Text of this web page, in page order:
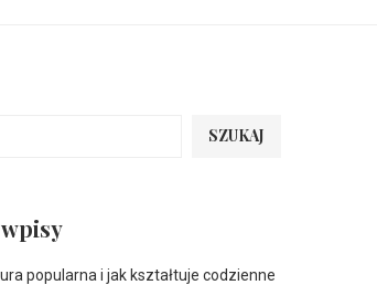
SZUKAJ
popularna i jak kształtuje codzienne